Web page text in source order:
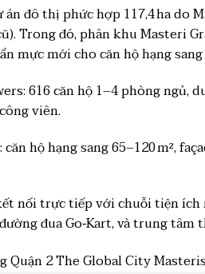
đô thị phức hợp 117,4 ha do
Trong đó, phân khu Masteri
mực mới cho căn hộ hạng sang
616 căn hộ 1–4 phòng ngủ,
viên.
hộ hạng sang 65–120 m²,
nối trực tiếp với chuỗi tiện
đua Go‑Kart, và trung tâm